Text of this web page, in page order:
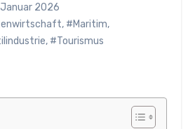
2026
, #Maritim,
, #Tourismus